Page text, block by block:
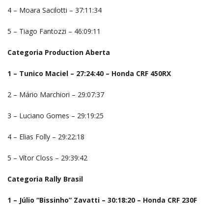
4 – Moara Sacilotti – 37:11:34
5 – Tiago Fantozzi – 46:09:11
Categoria Production Aberta
1 – Tunico Maciel – 27:24:40 – Honda CRF 450RX
2 – Mário Marchiori – 29:07:37
3 – Luciano Gomes – 29:19:25
4 – Elias Folly – 29:22:18
5 – Vítor Closs – 29:39:42
Categoria Rally Brasil
1 – Júlio “Bissinho” Zavatti – 30:18:20 – Honda CRF 230F